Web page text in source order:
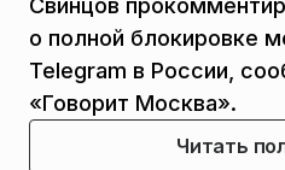
Свинцов
о полной блокировке
Telegram в России,
«Говорит Москва».
Читать